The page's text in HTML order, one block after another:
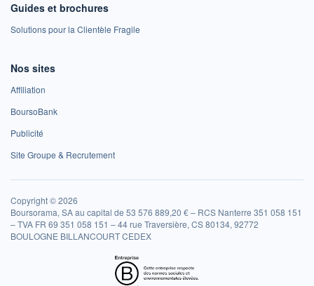
Guides et brochures
Solutions pour la Clientèle Fragile
Nos sites
Affiliation
BoursoBank
Publicité
Site Groupe & Recrutement
Copyright © 2026
Boursorama, SA au capital de 53 576 889,20 € – RCS Nanterre 351 058 151
– TVA FR 69 351 058 151 – 44 rue Traversière, CS 80134, 92772
BOULOGNE BILLANCOURT CEDEX